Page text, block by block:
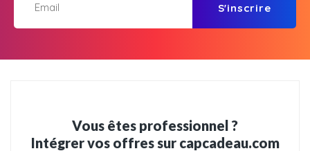
S'inscrire
Vous êtes professionnel ?
Intégrer vos offres sur capcadeau.com